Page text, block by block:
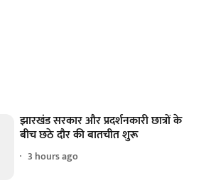
झारखंड सरकार और प्रदर्शनकारी छात्रों के
बीच छठे दौर की बातचीत शुरू
3 hours ago